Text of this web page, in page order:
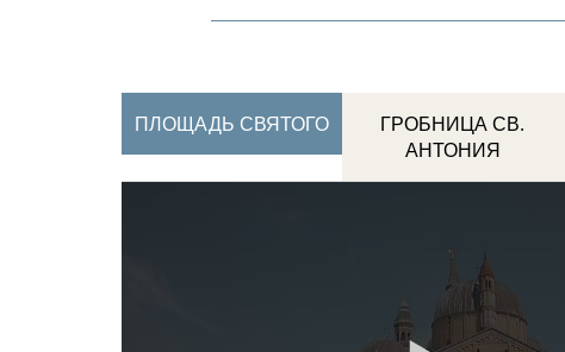
ПЛОЩАДЬ СВЯТОГО
ГРОБНИЦА СВ.
АНТОНИЯ